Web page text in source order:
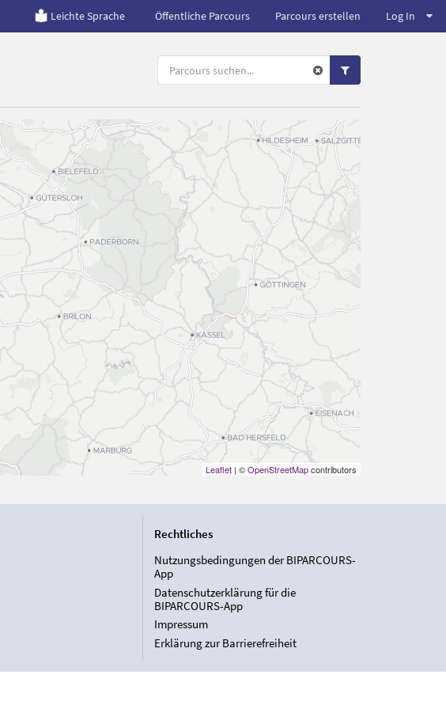
Leichte Sprache Öffentliche Parcours Parcours erstellen Log In
Leaflet| ©OpenStreetMapcontributors
Rechtliches
Nutzungsbedingungen der BIPARCOURS-
App
Datenschutzerklärung für die
BIPARCOURS-App
Impressum
Erklärung zur Barrierefreiheit